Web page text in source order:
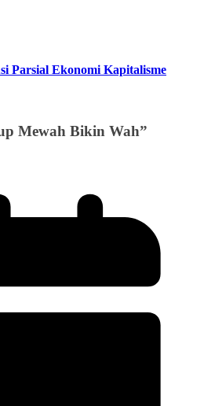
Parsial Ekonomi Kapitalisme
Mewah Bikin Wah”